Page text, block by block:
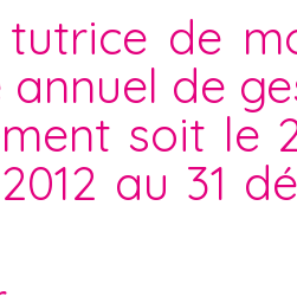
de
de
soit le
au 31